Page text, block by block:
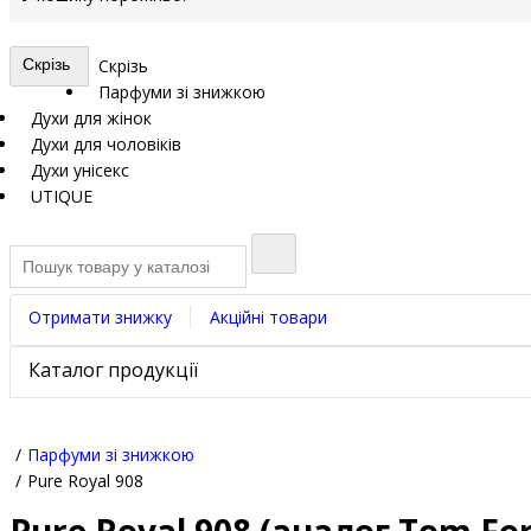
Скрізь
Скрізь
Парфуми зі знижкою
Духи для жінок
Духи для чоловіків
Духи унісекс
UTIQUE
Отримати знижку Акційні товари
Каталог продукції
Парфуми зі знижкою
Pure Royal 908